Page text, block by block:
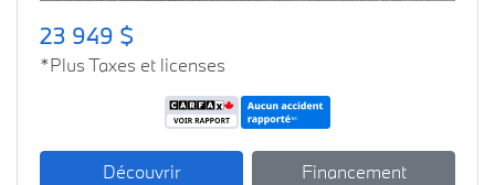
23 949 $
*Plus Taxes et licenses
Découvrir Financement